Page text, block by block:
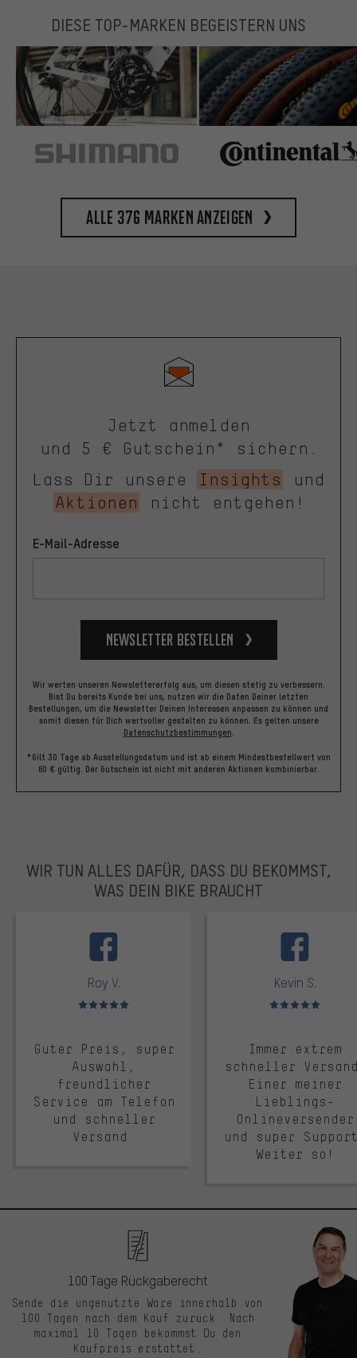
DIESE TOP-MARKEN BEGEISTERN UNS
Alle 376 Marken anzeigen
Jetzt anmelden
und 5 € Gutschein* sichern.
Lass Dir unsere
Insights
und
Aktionen
nicht entgehen!
E-Mail-Adresse
Newsletter bestellen
Wir werten unseren Newslettererfolg aus, um diesen stetig zu verbessern.
Bist Du bereits Kunde bei uns, nutzen wir die Daten Deiner letzten
Bestellungen, um die Newsletter Deinen Interessen anpassen zu können und
somit diesen für Dich wertvoller gestalten zu können. Es gelten unsere
Datenschutzbestimmungen.
*Gilt 30 Tage ab Ausstellungsdatum und ist ab einem Mindestbestellwert von
60 € gültig. Der Gutschein ist nicht mit anderen Aktionen kombinierbar.
WIR TUN ALLES DAFÜR, DASS DU BEKOMMST,
WAS DEIN BIKE BRAUCHT
Roy V.
Bewertungen: 5 von 5
Guter Preis, super
Auswahl,
freundlicher
Service am Telefon
und schneller
Versand.
Kevin S.
Bewertungen: 5 von 5
Immer extrem
schneller
Einer meiner
Lieblings-
Onlineversender
und super
Weiter so!
100 Tage Rückgaberecht
Sende die ungenutzte Ware innerhalb von
100 Tagen nach dem Kauf zurück. Nach
maximal 10 Tagen bekommst Du den
Kaufpreis erstattet.